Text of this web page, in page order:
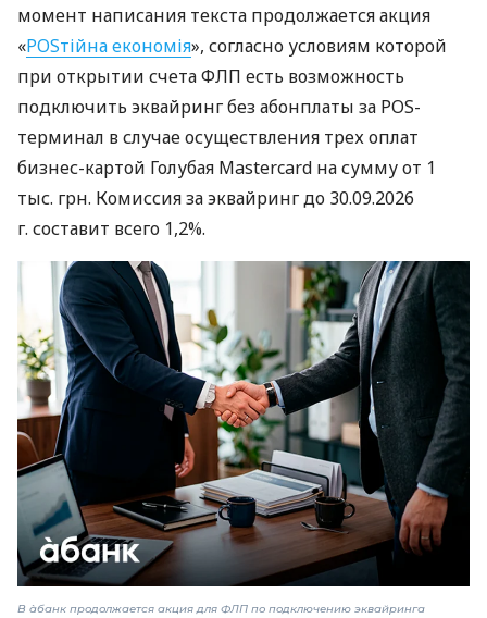
момент написания текста продолжается акция
«POSтійна економія», согласно условиям которой
при открытии счета ФЛП есть возможность
подключить эквайринг без абонплаты за POS-
терминал в случае осуществления трех оплат
бизнес-картой Голубая Mastercard на сумму от 1
тыс. грн. Комиссия за эквайринг до 30.09.2026
г. составит всего 1,2%.
В àбанк продолжается акция для ФЛП по подключению эквайринга